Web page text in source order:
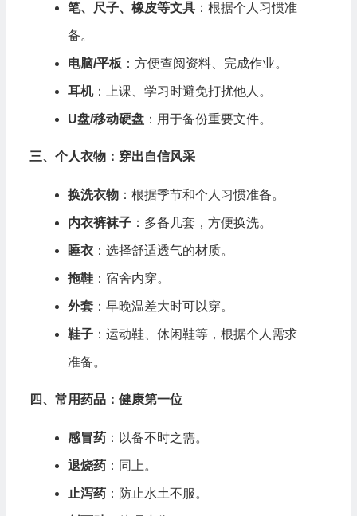
笔、尺子、橡皮等文具：根据个人习惯准
备。
电脑/平板 ：方便查阅资料、完成作业。
耳机：上课、学习时避免打扰他人。
U盘/移动硬盘：用于备份重要文件。
三、个人衣物：穿出自信风采
换洗衣物：根据季节和个人习惯准备。
内衣裤袜子：多备几套，方便换洗。
睡衣：选择舒适透气的材质。
拖鞋：宿舍内穿。
外套：早晚温差大时可以穿。
鞋子：运动鞋、休闲鞋等，根据个人需求
准备。
四、常用药品：健康第一位
感冒药：以备不时之需。
退烧药：同上。
止泻药：防止水土不服。